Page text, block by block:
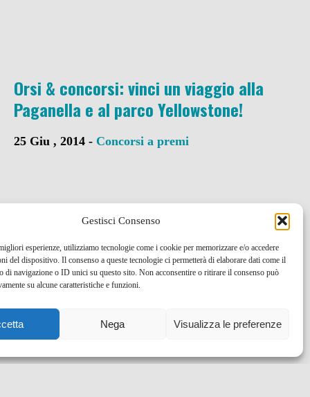
Gestisci Consenso
esperienze, utilizziamo tecnologie come i cookie per memorizzare e/o accedere
del dispositivo. Il consenso a queste tecnologie ci permetterà di elaborare dati come il
di navigazione o ID unici su questo sito. Non acconsentire o ritirare il consenso può
su alcune caratteristiche e funzioni.
Nega Visualizza le preferenze
Orsi & concorsi: vinci un viaggio alla
Paganella e al parco Yellowstone!
25 Giu , 2014 - Concorsi a premi